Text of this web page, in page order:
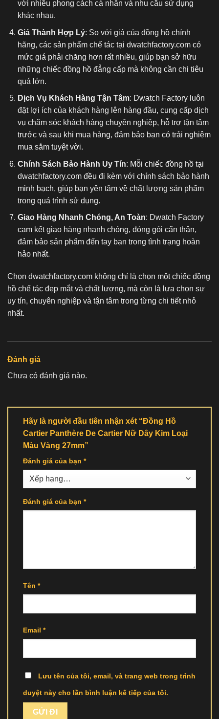
với nhiều phong cách cá nhân và nhu cầu sử dụng
khác nhau.
Giá Thành Hợp Lý: So với giá của đồng hồ chính
hãng, các sản phẩm chế tác tại dwatchfactory.com có
mức giá phải chăng hơn rất nhiều, giúp bạn sở hữu
những chiếc đồng hồ đẳng cấp mà không cần chi tiêu
quá lớn.
Dịch Vụ Khách Hàng Tận Tâm: Dwatch Factory luôn
đặt lợi ích của khách hàng lên hàng đầu, cung cấp dịch
vụ chăm sóc khách hàng chuyên nghiệp, hỗ trợ tận tâm
trước và sau khi mua hàng, đảm bảo bạn có trải nghiệm
mua sắm tuyệt vời.
Chính Sách Bảo Hành Uy Tín: Mỗi chiếc đồng hồ tại
dwatchfactory.com đều đi kèm với chính sách bảo hành
minh bạch, giúp bạn yên tâm về chất lượng sản phẩm
trong quá trình sử dụng.
Giao Hàng Nhanh Chóng, An Toàn: Dwatch Factory
cam kết giao hàng nhanh chóng, đóng gói cẩn thận,
đảm bảo sản phẩm đến tay bạn trong tình trạng hoàn
hảo nhất.
Chọn dwatchfactory.com không chỉ là chọn một chiếc đồng
hồ chế tác đẹp mắt và chất lượng, mà còn là lựa chọn sự
uy tín, chuyên nghiệp và tận tâm trong từng chi tiết nhỏ
nhất.
Đánh giá
Chưa có đánh giá nào.
Hãy là người đầu tiên nhận xét “Đồng Hồ
Cartier Panthère De Cartier Nữ Dây Kim Loại
Màu Vàng 27mm”
Đánh giá của bạn *
Đánh giá của bạn *
Tên *
Email *
Lưu tên của tôi, email, và trang web trong trình
duyệt này cho lần bình luận kế tiếp của tôi.